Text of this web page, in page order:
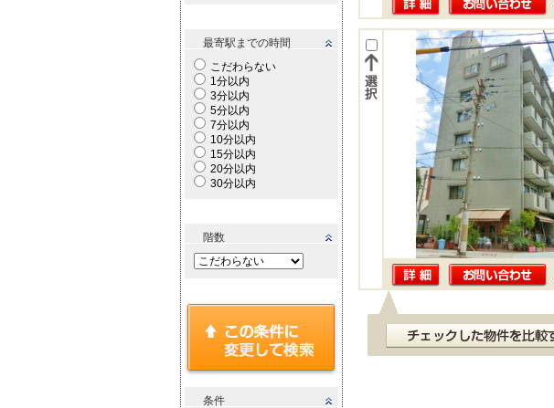
最寄駅までの時間
こだわらない
1分以内
3分以内
5分以内
7分以内
10分以内
15分以内
20分以内
30分以内
階数
条件